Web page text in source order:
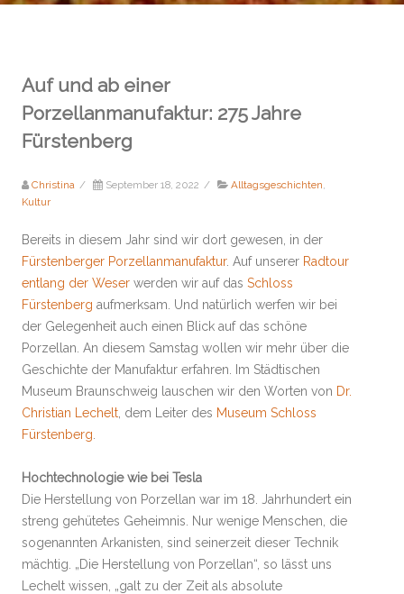
Auf und ab einer
Porzellanmanufaktur: 275 Jahre
Fürstenberg
Christina / September 18, 2022 / Alltagsgeschichten
Kultur
Bereits in diesem Jahr sind wir dort gewesen, in der
Fürstenberger Porzellanmanufaktur. Auf unserer Radtour
entlang der Weser werden wir auf das Schloss
Fürstenberg aufmerksam. Und natürlich werfen wir bei
der Gelegenheit auch einen Blick auf das schöne
Porzellan. An diesem Samstag wollen wir mehr über die
Geschichte der Manufaktur erfahren. Im Städtischen
Museum Braunschweig lauschen wir den Worten von Dr.
Christian Lechelt , dem Leiter des Museum Schloss
Fürstenberg
Hochtechnologie wie bei Tesla
Die Herstellung von Porzellan war im 18. Jahrhundert ein
streng gehütetes Geheimnis. Nur wenige Menschen, die
sogenannten Arkanisten, sind seinerzeit dieser Technik
mächtig. „Die Herstellung von Porzellan“, so lässt uns
Lechelt wissen, „galt zu der Zeit als absolute